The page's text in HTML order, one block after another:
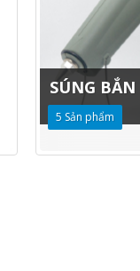
SÚNG BẮN
5 Sản phẩm